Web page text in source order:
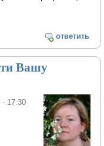
ответить
Вашу
- 17:30